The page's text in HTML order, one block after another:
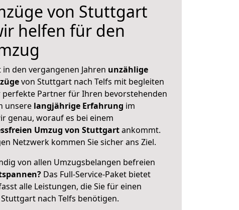
von Stuttgart
helfen für den
den vergangenen Jahren unzählige
von Stuttgart nach Telfs mit begleiten
Partner für Ihren bevorstehenden
unsere langjährige Erfahrung im
genau, worauf es bei einem
Umzug von Stuttgartankommt.
Netzwerk kommen Sie sicher ans Ziel.
von allen Umzugsbelangen befreien
Das Full-Service-Paket bietet
alle Leistungen, die Sie für einen
nach Telfs benötigen.